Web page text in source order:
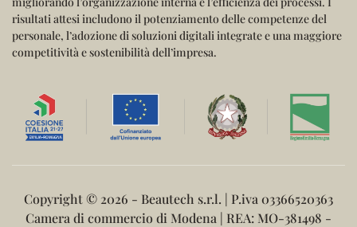
risultati attesi includono il potenziamento delle competenze del
personale, l’adozione di soluzioni digitali integrate e una maggiore
competitività e sostenibilità dell’impresa.
Copyright © 2026 - Beautech s.r.l. | P.iva 03366520363
Camera di commercio di Modena | REA: MO-381498 -